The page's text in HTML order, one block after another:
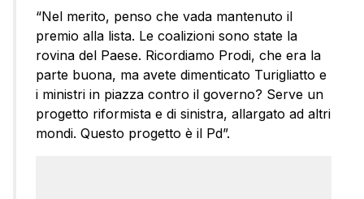
“Nel merito, penso che vada mantenuto il
premio alla lista. Le coalizioni sono state la
rovina del Paese. Ricordiamo Prodi, che era la
parte buona, ma avete dimenticato Turigliatto e
i ministri in piazza contro il governo? Serve un
progetto riformista e di sinistra, allargato ad altri
mondi. Questo progetto è il Pd”.